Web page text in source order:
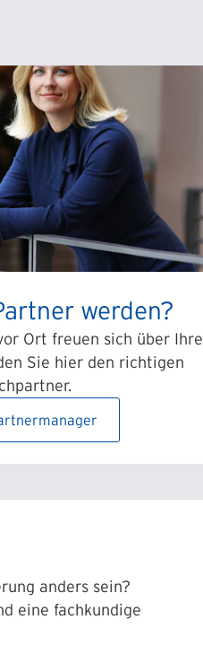
werden?
Ort freuen sich über Ihre
Sie hier den richtigen
anders sein?
eine fachkundige